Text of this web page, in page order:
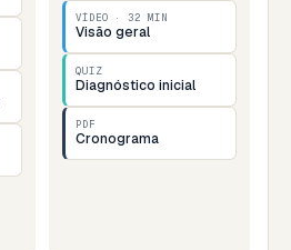
VÍDEO · 32 MIN
Visão geral
QUIZ
Diagnóstico inicial
PDF
Cronograma